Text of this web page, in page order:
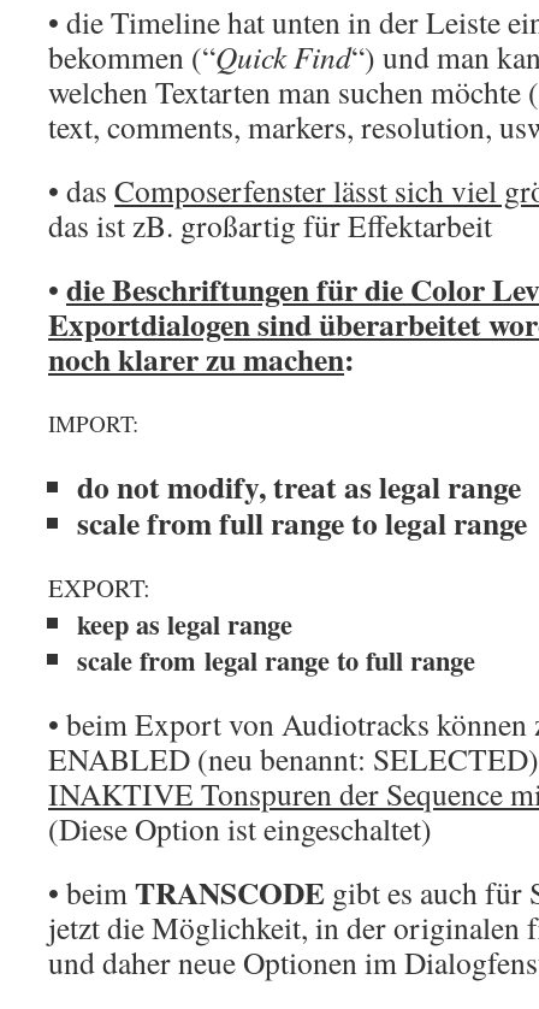
• die Timeline hat unten in der Leiste
bekommen (“Quick Find“) und man
welchen Textarten man suchen
text, comments, markers, resolution,
• das Composerfenster lässt sich viel
das ist zB. großartig für Effektarbeit
• die Beschriftungen für die Color
Exportdialogen sind überarbeitet
noch klarer zu machen:
IMPORT:
do not modify, treat as legal range
scale from full range to legal range
EXPORT:
keep as legal range
scale from legal range to full range
• beim Export von Audiotracks können
ENABLED (neu benannt:
INAKTIVE Tonspuren der Sequence
(Diese Option ist eingeschaltet)
• beimTRANSCODE gibt es auch für
jetzt die Möglichkeit, in der originalen
und daher neue Optionen im